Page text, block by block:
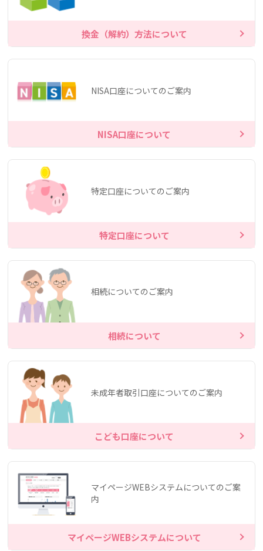
換金（解約）方法について
NISA口座についてのご案内
NISA口座について
特定口座についてのご案内
特定口座について
相続についてのご案内
相続について
未成年者取引口座についてのご案内
こども口座について
マイページWEBシステムについてのご案
内
マイページWEBシステムについて